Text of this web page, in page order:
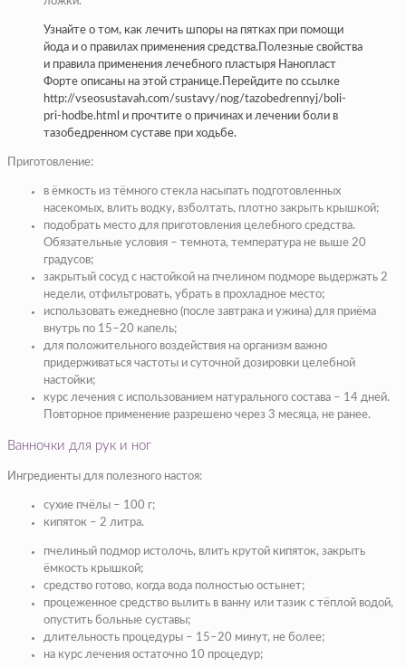
Узнайте о том, как лечить шпоры на пятках при помощи
йода и о правилах применения средства.Полезные свойства
и правила применения лечебного пластыря Нанопласт
Форте описаны на этой странице.Перейдите по ссылке
http://vseosustavah.com/sustavy/nog/tazobedrennyj/boli-
pri-hodbe.html и прочтите о причинах и лечении боли в
тазобедренном суставе при ходьбе.
Приготовление:
в ёмкость из тёмного стекла насыпать подготовленных
насекомых, влить водку, взболтать, плотно закрыть крышкой;
подобрать место для приготовления целебного средства.
Обязательные условия – темнота, температура не выше 20
градусов;
закрытый сосуд с настойкой на пчелином подморе выдержать 2
недели, отфильтровать, убрать в прохладное место;
использовать ежедневно (после завтрака и ужина) для приёма
внутрь по 15–20 капель;
для положительного воздействия на организм важно
придерживаться частоты и суточной дозировки целебной
настойки;
курс лечения с использованием натурального состава – 14 дней.
Повторное применение разрешено через 3 месяца, не ранее.
Ванночки для рук и ног
Ингредиенты для полезного настоя:
сухие пчёлы – 100 г;
кипяток – 2 литра.
пчелиный подмор истолочь, влить крутой кипяток, закрыть
ёмкость крышкой;
средство готово, когда вода полностью остынет;
процеженное средство вылить в ванну или тазик с тёплой водой,
опустить больные суставы;
длительность процедуры – 15–20 минут, не более;
на курс лечения остаточно 10 процедур;